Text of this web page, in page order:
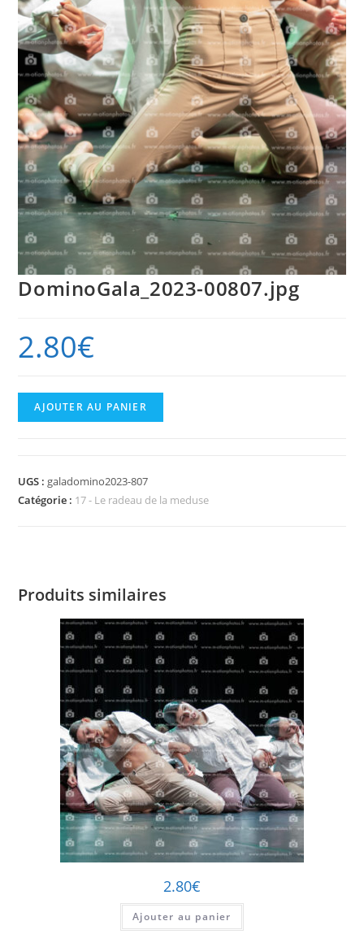
DominoGala_2023-00807.jpg
2.80€
quantité
de
AJOUTER AU PANIER
UGS : galadomino2023-807
Catégorie : 17 - Le radeau de la meduse
Produits similaires
2.80€
Ajouter au panier